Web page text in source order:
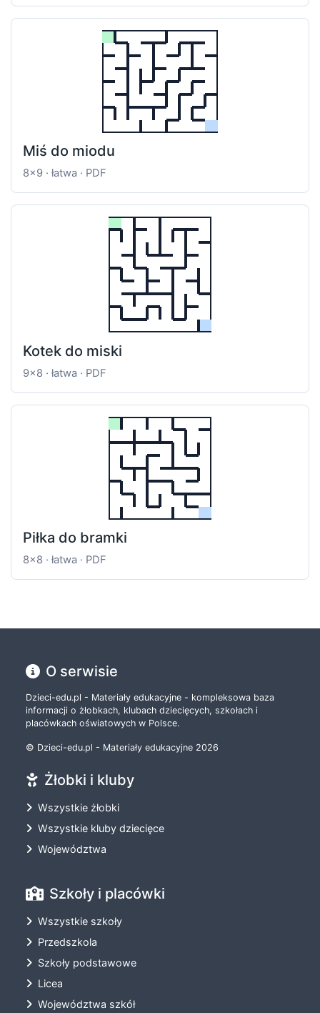
Miś do miodu
8x9 · łatwa · PDF
Kotek do miski
9x8 · łatwa · PDF
Piłka do bramki
8x8 · łatwa · PDF
O serwisie
Dzieci-edu.pl - Materiały edukacyjne - kompleksowa baza
informacji o żłobkach, klubach dziecięcych, szkołach i
placówkach oświatowych w Polsce.
© Dzieci-edu.pl - Materiały edukacyjne 2026
Żłobki i kluby
Wszystkie żłobki
Wszystkie kluby dziecięce
Województwa
Szkoły i placówki
Wszystkie szkoły
Przedszkola
Szkoły podstawowe
Licea
Województwa szkół